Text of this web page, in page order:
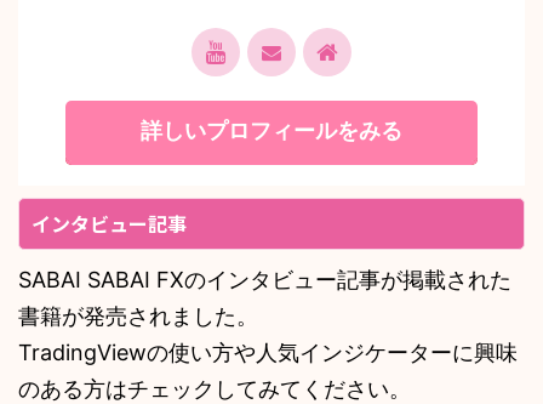
詳しいプロフィールをみる
インタビュー記事
SABAI SABAI FXのインタビュー記事が掲載された
書籍が発売されました。
TradingViewの使い方や人気インジケーターに興味
のある方はチェックしてみてください。